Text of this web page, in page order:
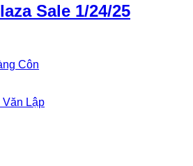
Sale 1/24/25
Côn
Văn Lập